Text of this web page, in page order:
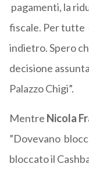
pagamenti, la
fiscale. Per tutte
indietro. Spero
decisione
Palazzo Chigi”.
Mentre Nicola
”Dovevano
bloccato il